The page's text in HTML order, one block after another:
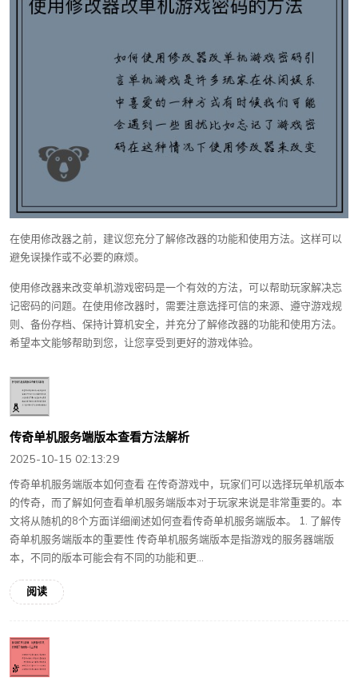
在使用修改器之前，建议您充分了解修改器的功能和使用方法。这样可以
避免误操作或不必要的麻烦。
使用修改器来改变单机游戏密码是一个有效的方法，可以帮助玩家解决忘
记密码的问题。在使用修改器时，需要注意选择可信的来源、遵守游戏规
则、备份存档、保持计算机安全，并充分了解修改器的功能和使用方法。
希望本文能够帮助到您，让您享受到更好的游戏体验。
传奇单机服务端版本查看方法解析
2025-10-15 02:13:29
传奇单机服务端版本如何查看 在传奇游戏中，玩家们可以选择玩单机版本
的传奇，而了解如何查看单机服务端版本对于玩家来说是非常重要的。本
文将从随机的8个方面详细阐述如何查看传奇单机服务端版本。 1. 了解传
奇单机服务端版本的重要性 传奇单机服务端版本是指游戏的服务器端版
本，不同的版本可能会有不同的功能和更...
阅读